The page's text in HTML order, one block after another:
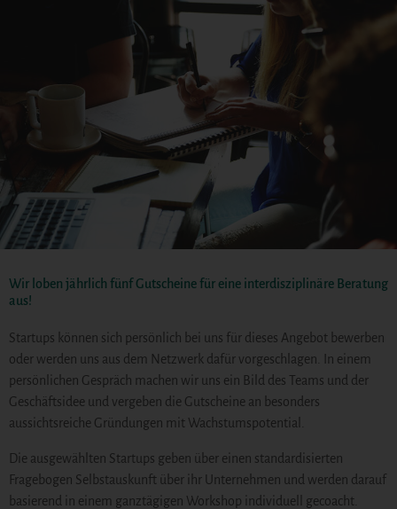
Wir loben jährlich fünf Gutscheine für eine interdisziplinäre Beratung
aus!
Startups können sich persönlich bei uns für dieses Angebot bewerben
oder werden uns aus dem Netzwerk dafür vorgeschlagen. In einem
persönlichen Gespräch machen wir uns ein Bild des Teams und der
Geschäftsidee und vergeben die Gutscheine an besonders
aussichtsreiche Gründungen mit Wachstumspotential.
Die ausgewählten Startups geben über einen standardisierten
Fragebogen Selbstauskunft über ihr Unternehmen und werden darauf
basierend in einem ganztägigen Workshop individuell gecoacht.